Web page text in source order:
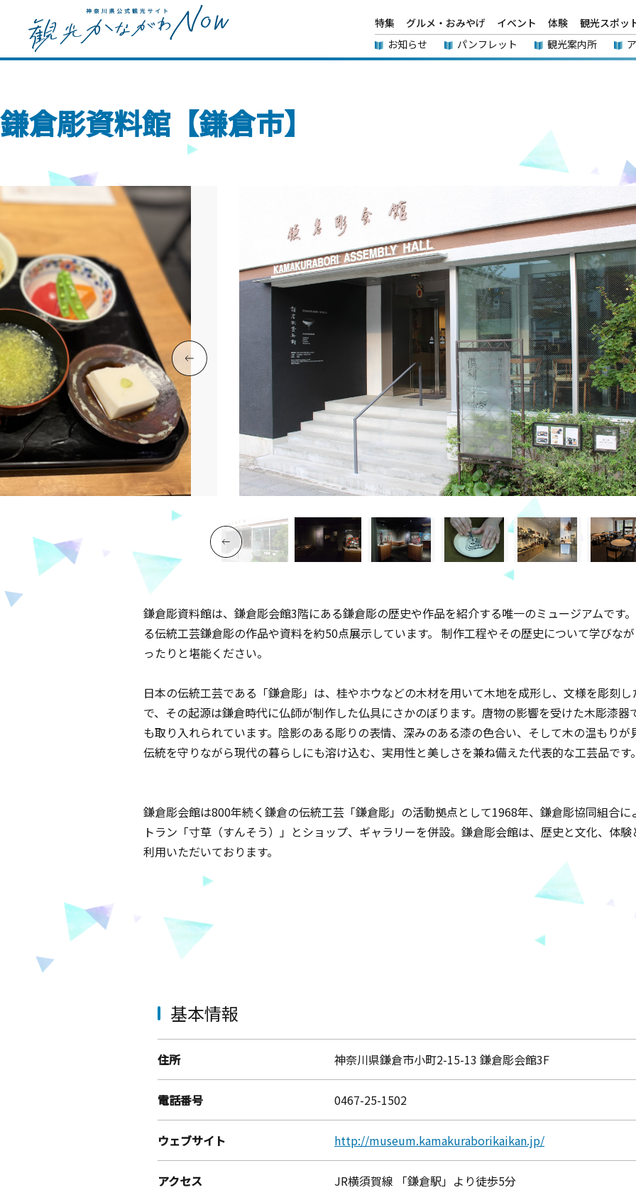
特集 グルメ・おみやげ イベント 体験
観光スポッ
お知らせ
パンフレット 観光案内所
鎌倉彫資料館【鎌倉市】
鎌倉彫資料館は、鎌倉彫会館3階にある鎌倉彫の歴史や作品を紹介する唯一のミュージアムです
る伝統工芸鎌倉彫の作品や資料を約50点展示しています。 制作工程やその歴史について学びな
ったりと堪能ください。
日本の伝統工芸である「鎌倉彫」は、桂やホウなどの木材を用いて木地を成形し、文様を彫刻
で、その起源は鎌倉時代に仏師が制作した仏具にさかのぼります。唐物の影響を受けた木彫漆
も取り入れられています。陰影のある彫りの表情、深みのある漆の色合い、そして木の温もり
伝統を守りながら現代の暮らしにも溶け込む、実用性と美しさを兼ね備えた代表的な工芸品です
鎌倉彫会館は800年続く鎌倉の伝統工芸「鎌倉彫」の活動拠点として1968年、鎌倉彫協同組合
トラン「寸草（すんそう）」とショップ、ギャラリーを併設。鎌倉彫会館は、歴史と文化、体
利用いただいております。
基本情報
住所 神奈川県鎌倉市小町2-15-13 鎌倉彫会館3F
電話番号 0467-25-1502
ウェブサイト http://museum.kamakuraborikaikan.jp/
アクセス JR横須賀線 「鎌倉駅」より徒歩5分